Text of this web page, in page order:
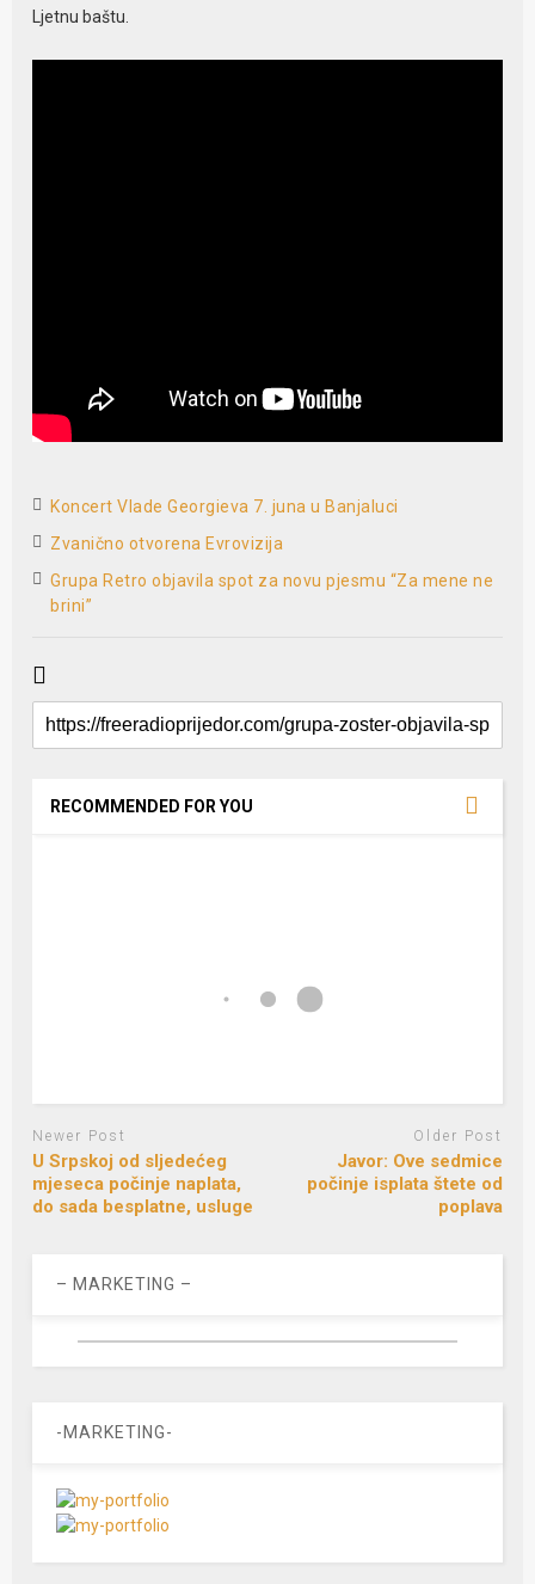
Ljetnu baštu.
Koncert Vlade Georgieva 7. juna u Banjaluci
Zvanično otvorena Evrovizija
Grupa Retro objavila spot za novu pjesmu “Za mene ne
brini”
RECOMMENDED FOR YOU
Newer Post
U Srpskoj od sljedećeg
mjeseca počinje naplata,
do sada besplatne, usluge
Older Post
Javor: Ove sedmice
počinje isplata štete od
poplava
– MARKETING –
-MARKETING-